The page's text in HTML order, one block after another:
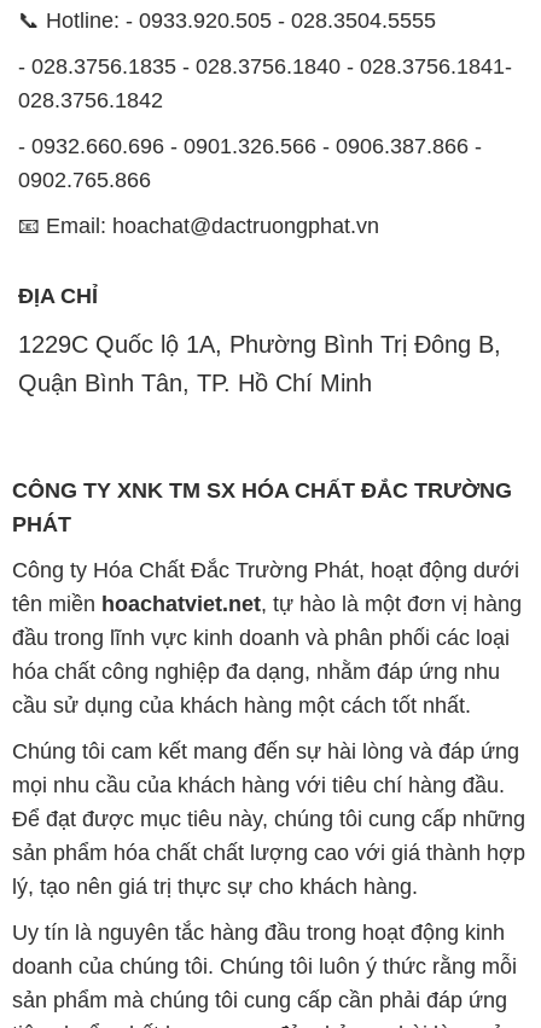
📞 Hotline: - 0933.920.505 - 028.3504.5555
- 028.3756.1835 - 028.3756.1840 - 028.3756.1841-
028.3756.1842
- 0932.660.696 - 0901.326.566 - 0906.387.866 -
0902.765.866
📧 Email: hoachat@dactruongphat.vn
ĐỊA CHỈ
1229C Quốc lộ 1A, Phường Bình Trị Đông B,
Quận Bình Tân, TP. Hồ Chí Minh
CÔNG TY XNK TM SX HÓA CHẤT ĐẮC TRƯỜNG
PHÁT
Công ty Hóa Chất Đắc Trường Phát, hoạt động dưới
tên miền hoachatviet.net, tự hào là một đơn vị hàng
đầu trong lĩnh vực kinh doanh và phân phối các loại
hóa chất công nghiệp đa dạng, nhằm đáp ứng nhu
cầu sử dụng của khách hàng một cách tốt nhất.
Chúng tôi cam kết mang đến sự hài lòng và đáp ứng
mọi nhu cầu của khách hàng với tiêu chí hàng đầu.
Để đạt được mục tiêu này, chúng tôi cung cấp những
sản phẩm hóa chất chất lượng cao với giá thành hợp
lý, tạo nên giá trị thực sự cho khách hàng.
Uy tín là nguyên tắc hàng đầu trong hoạt động kinh
doanh của chúng tôi. Chúng tôi luôn ý thức rằng mỗi
sản phẩm mà chúng tôi cung cấp cần phải đáp ứng